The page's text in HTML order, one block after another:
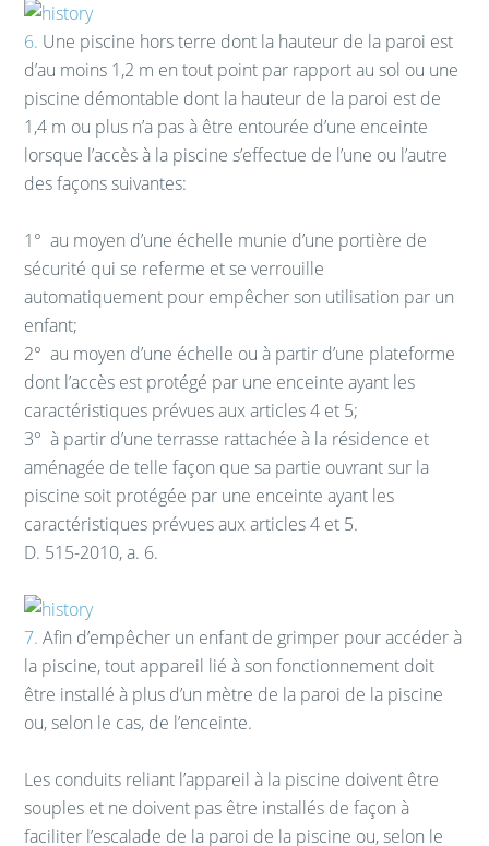
6. Une piscine hors terre dont la hauteur de la paroi est
d’au moins 1,2 m en tout point par rapport au sol ou une
piscine démontable dont la hauteur de la paroi est de
1,4 m ou plus n’a pas à être entourée d’une enceinte
lorsque l’accès à la piscine s’effectue de l’une ou l’autre
des façons suivantes:
1° au moyen d’une échelle munie d’une portière de
sécurité qui se referme et se verrouille
automatiquement pour empêcher son utilisation par un
enfant;
2° au moyen d’une échelle ou à partir d’une plateforme
dont l’accès est protégé par une enceinte ayant les
caractéristiques prévues aux articles 4 et 5;
3° à partir d’une terrasse rattachée à la résidence et
aménagée de telle façon que sa partie ouvrant sur la
piscine soit protégée par une enceinte ayant les
caractéristiques prévues aux articles 4 et 5.
D. 515-2010, a. 6.
7. Afin d’empêcher un enfant de grimper pour accéder à
la piscine, tout appareil lié à son fonctionnement doit
être installé à plus d’un mètre de la paroi de la piscine
ou, selon le cas, de l’enceinte.
Les conduits reliant l’appareil à la piscine doivent être
souples et ne doivent pas être installés de façon à
faciliter l’escalade de la paroi de la piscine ou, selon le